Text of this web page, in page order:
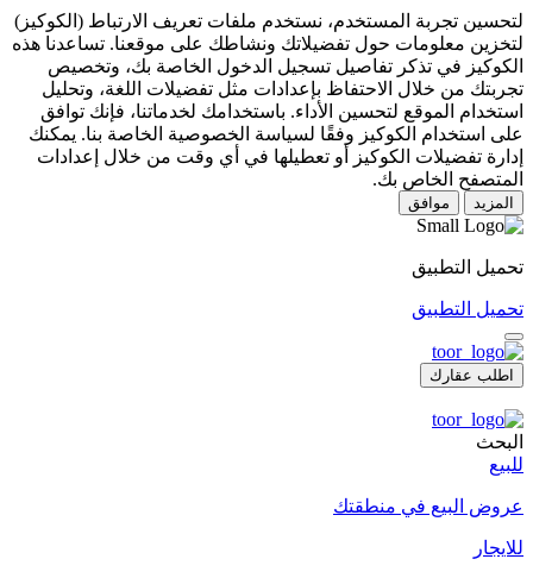
لتحسين تجربة المستخدم، نستخدم ملفات تعريف الارتباط (الكوكيز)
لتخزين معلومات حول تفضيلاتك ونشاطك على موقعنا. تساعدنا هذه
الكوكيز في تذكر تفاصيل تسجيل الدخول الخاصة بك، وتخصيص
تجربتك من خلال الاحتفاظ بإعدادات مثل تفضيلات اللغة، وتحليل
استخدام الموقع لتحسين الأداء. باستخدامك لخدماتنا، فإنك توافق
على استخدام الكوكيز وفقًا لسياسة الخصوصية الخاصة بنا. يمكنك
إدارة تفضيلات الكوكيز أو تعطيلها في أي وقت من خلال إعدادات
المتصفح الخاص بك.
المزيد موافق
تحميل التطبيق
تحميل التطبيق
اطلب عقارك
البحث
للبيع
عروض البيع في منطقتك
للايجار